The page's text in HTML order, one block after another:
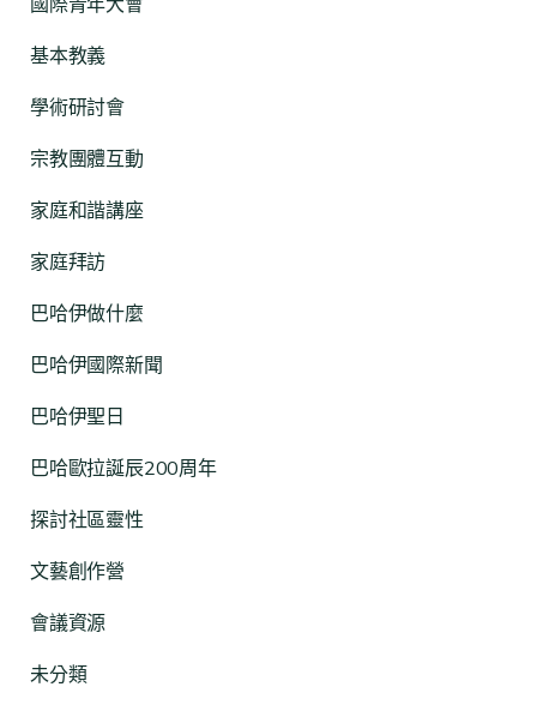
基本教義
學術研討會
宗教團體互動
家庭和諧講座
家庭拜訪
巴哈伊做什麼
巴哈伊國際新聞
巴哈伊聖日
巴哈歐拉誕辰200周年
探討社區靈性
文藝創作營
會議資源
未分類